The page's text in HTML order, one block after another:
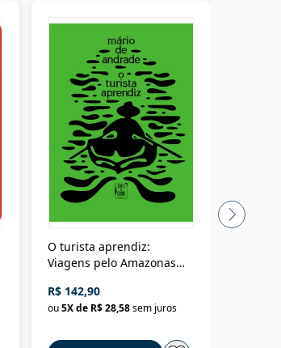
O turista aprendiz:
Viagens pelo Amazonas
até a Bolívia e por Marajó
até dizer chega
R$ 142,90
ou5X de R$ 28,58sem juros